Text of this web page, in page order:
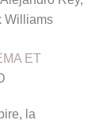
Williams
ET
la